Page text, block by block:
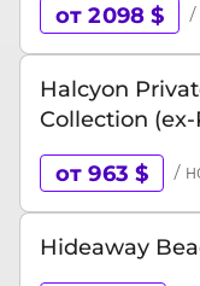
от 2098 $ /
Halcyon
Collection
от 963 $ /
Hideaway